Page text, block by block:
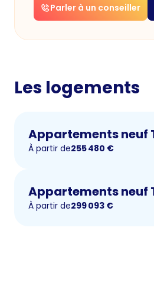
Parler à un conseiller
Les logements
Appartements neuf
À partir de255 480 €
Appartements neuf
À partir de299 093 €